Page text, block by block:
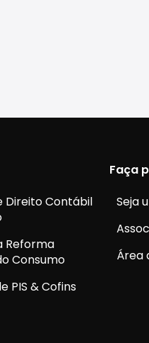
Direito Contábil
Reforma
Consumo
PIS & Cofins
Faça
Seja
Área